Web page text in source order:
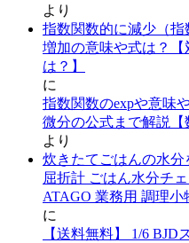
より
指数関数的に減少（
増加の意味や式は？
は？】
に
指数関数のexpや意味
微分の公式まで解説【
より
炊きたてごはんの水
屈折計 ごはん水分チ
ATAGO 業務用 調理
に
【送料無料】 1/6 BJD